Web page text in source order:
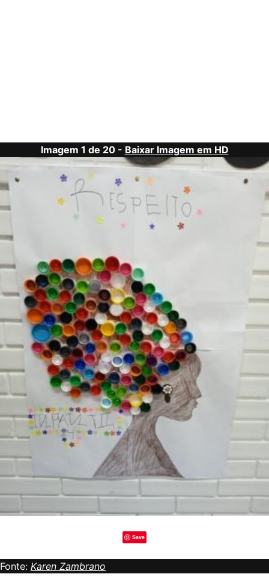
Imagem 1 de 20 - Baixar Imagem em HD
Save
Fonte: Karen Zambrano